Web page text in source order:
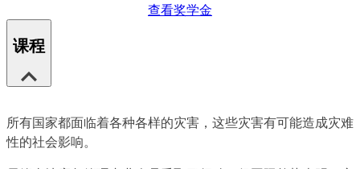
查看奖学金
课程
所有国家都面临着各种各样的灾害，这些灾害有可能造成灾难
性的社会影响。